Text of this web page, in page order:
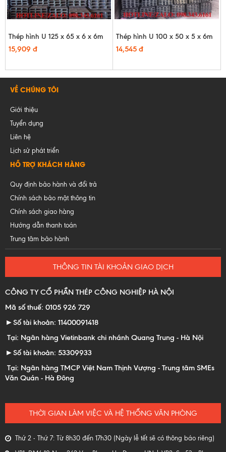
Thép hình U 125 x 65 x 6 x 6m
15,909 đ
Thép hình U 100 x 50 x 5 x 6m
14,545 đ
VỀ CHÚNG TÔI
Giới thiệu
Tuyển dụng
Liên hệ
Lịch sử phát triển
HỖ TRỢ KHÁCH HÀNG
Quy định bảo hành và đổi trả
Chính sách bảo mật thông tin
Chính sách giao hàng
Hướng dẫn thanh toán
Trung tâm bảo hành
THÔNG TIN TÀI KHOẢN GIAO DỊCH
CÔNG TY CỔ PHẦN THÉP CÔNG NGHIỆP HÀ NỘI
Mã số thuế: 0105 926 729
►Số tài khoản: 11400091418
Tại: Ngân hàng Vietinbank chi nhánh Quang Trung - Hà Nội
►Số tài khoản: 53309933
Tại: Ngân hàng TMCP Việt Nam Thịnh Vượng - Trung tâm SMEs
Văn Quán - Hà Đông
THỜI GIAN LÀM VIỆC VÀ HỆ THỐNG VĂN PHÒNG
Thứ 2 - Thứ 7: Từ 8h30 đến 17h30 (Ngày lễ tết sẽ có thông báo riêng)